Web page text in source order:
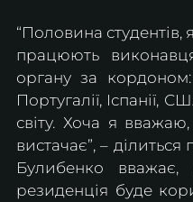
“Половина студентів,
працюють
органу за кордоном:
Португалії, Іспанії,
світу. Хоча я
вистачає”, –
Булибенко вважає,
резиденція буде